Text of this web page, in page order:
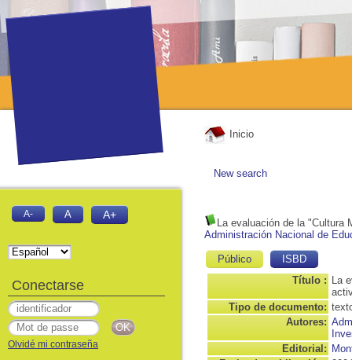
Inicio
New search
La evaluación de la "Cultura
Administración Nacional de
Público
ISBD
Título : La
Tipo de documento:
Autores:
Editorial:
A- A A+
Conectarse
Olvidé mi contraseña